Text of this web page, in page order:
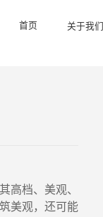
首页 关于我们
高档、美观、
美观，还可能